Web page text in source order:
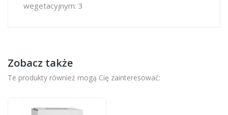
wegetacyjnym: 3
Zobacz także
Te produkty również mogą Cię zainteresować: